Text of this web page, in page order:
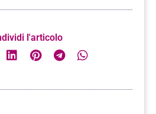
l'articolo